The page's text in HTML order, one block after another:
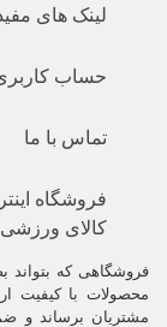
لینک های
حساب
تماس با ما
فروشگاه
کالای ورزشی
فروشگاهی که
محصولات با کیفیت
مشتریان برساند و